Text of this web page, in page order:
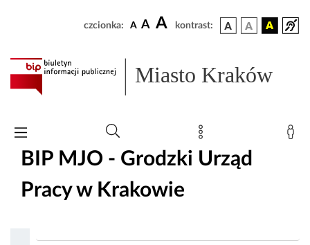
czcionka: A A A kontrast:
Miasto Kraków
BIP MJO - Grodzki Urząd
Pracy w Krakowie